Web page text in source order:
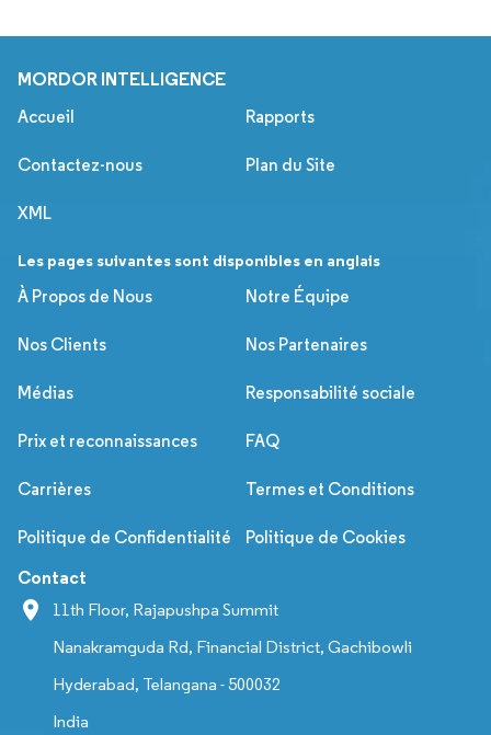
MORDOR INTELLIGENCE
Accueil Rapports
Contactez-nous Plan du Site
XML
Les pages suivantes sont disponibles en anglais
À Propos de Nous
Notre Équipe
Nos Clients Nos Partenaires
Médias Responsabilité sociale
Prix et reconnaissances FAQ
Carrières Termes et Conditions
Politique de Confidentialité Politique de Cookies
Contact
11th Floor, Rajapushpa Summit
Nanakramguda Rd, Financial District, Gachibowli
Hyderabad, Telangana - 500032
India